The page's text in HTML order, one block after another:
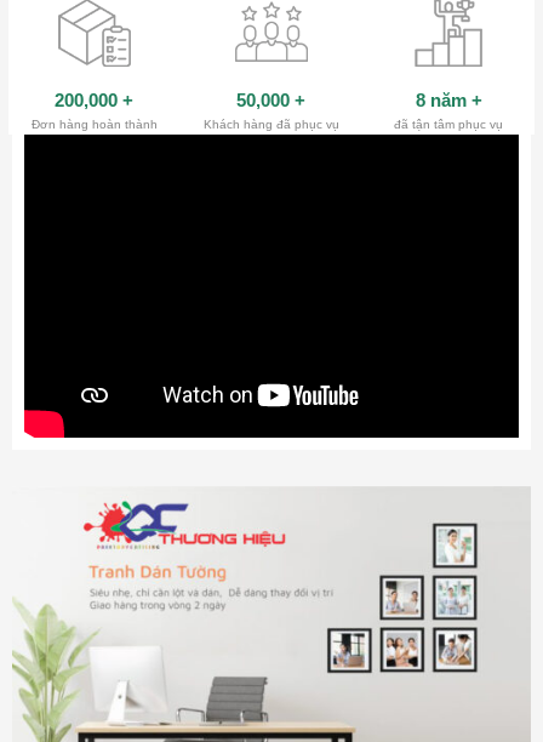
200,000 +
Đơn hàng hoàn thành
50,000 +
Khách hàng đã phục vụ
8 năm +
đã tận tâm phục vụ